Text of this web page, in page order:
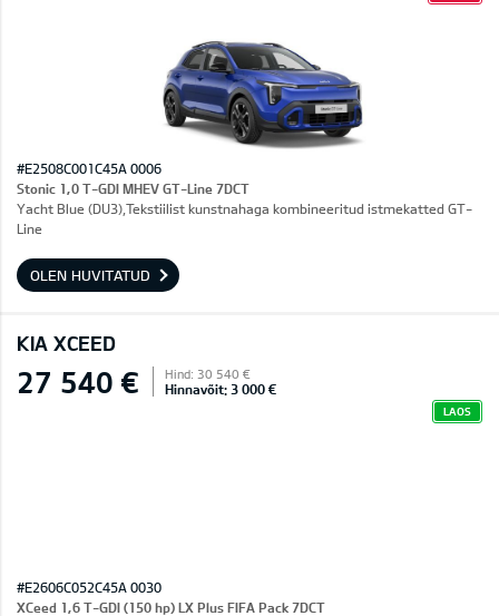
#E2508C001C45A 0006
Stonic 1,0 T-GDI MHEV GT-Line 7DCT
Yacht Blue (DU3),Tekstiilist kunstnahaga kombineeritud istmekatted GT-
Line
OLEN HUVITATUD
KIA XCEED
27 540 € Hind: 30 540 €
Hinnavõit: 3 000 €
LAOS
#E2606C052C45A 0030
XCeed 1,6 T-GDI (150 hp) LX Plus FIFA Pack 7DCT